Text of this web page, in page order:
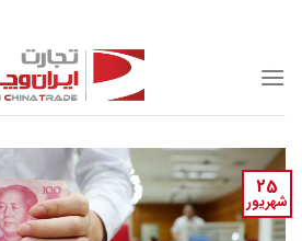
content
25
شهریور